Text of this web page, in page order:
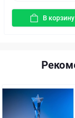
В корзину